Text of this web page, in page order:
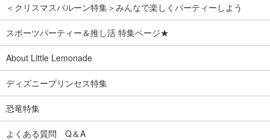
＜クリスマスバルーン特集＞みんなで楽しくパーティーしよう
スポーツパーティー＆推し活 特集ページ★
About Little Lemonade
ディズニープリンセス特集
恐竜特集
よくある質問 Q＆A